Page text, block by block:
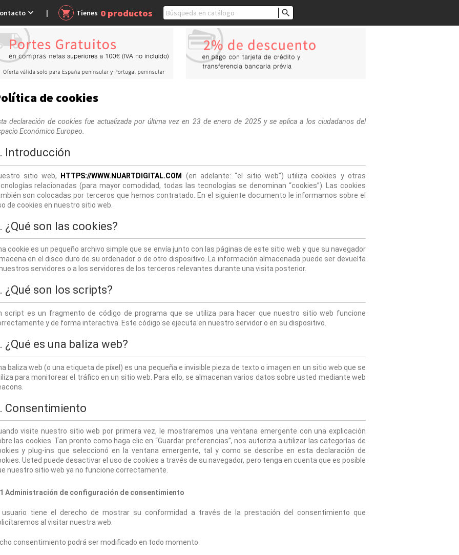
 shopping_cart Tienes 0 productos 
de cookies
declaración de cookies fue actualizada por última vez en 23 de enero de 2025 y se aplica a los ciudadanos del
Económico Europeo.
Introducción
sitio web, HTTPS://WWW.NUARTDIGITAL.COM
(en adelante: “el sitio web”) utiliza cookies y otras
relacionadas (para mayor comodidad, todas las tecnologías se denominan “cookies”). Las cookies
son colocadas por terceros que hemos contratado. En el siguiente documento le informamos sobre el
de cookies en nuestro sitio web.
¿Qué son las cookies?
cookie es un pequeño archivo simple que se envía junto con las páginas de este sitio web y que su navegador
en el disco duro de su ordenador o de otro dispositivo. La información almacenada puede ser devuelta
servidores o a los servidores de los terceros relevantes durante una visita posterior.
¿Qué son los scripts?
script es un fragmento de código de programa que se utiliza para hacer que nuestro sitio web funcione
y de forma interactiva. Este código se ejecuta en nuestro servidor o en su dispositivo.
¿Qué es una baliza web?
baliza web (o una etiqueta de píxel) es una pequeña e invisible pieza de texto o imagen en un sitio web que se
para monitorear el tráfico en un sitio web. Para ello, se almacenan varios datos sobre usted mediante web
Consentimiento
visite nuestro sitio web por primera vez, le mostraremos una ventana emergente con una explicación
las cookies. Tan pronto como haga clic en “Guardar preferencias”, nos autoriza a utilizar las categorías de
y plug-ins que seleccionó en la ventana emergente, tal y como se describe en esta declaración de
Usted puede desactivar el uso de cookies a través de su navegador, pero tenga en cuenta que es posible
nuestro sitio web ya no funcione correctamente.
Administración de configuración de consentimiento
usuario tiene el derecho de mostrar su conformidad a través de la prestación del consentimiento que
al visitar nuestra web.
consentimiento podrá ser modificado en todo momento.